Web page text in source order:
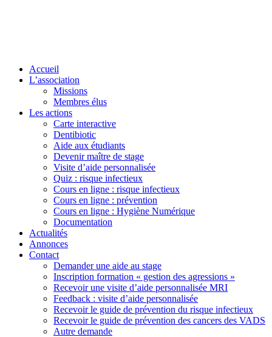
Accueil
L’association
Missions
Membres élus
Les actions
Carte interactive
Dentibiotic
Aide aux étudiants
Devenir maître de stage
Visite d’aide personnalisée
Quiz : risque infectieux
Cours en ligne : risque infectieux
Cours en ligne : prévention
Cours en ligne : Hygiène Numérique
Documentation
Actualités
Annonces
Contact
Demander une aide au stage
Inscription formation « gestion des agressions »
Recevoir une visite d’aide personnalisée MRI
Feedback : visite d’aide personnalisée
Recevoir le guide de prévention du risque infectieux
Recevoir le guide de prévention des cancers des VADS
Autre demande